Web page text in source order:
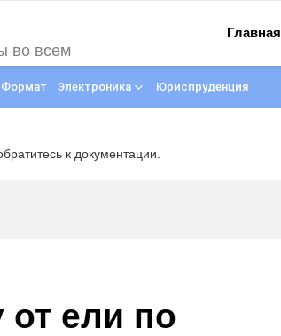
во всем
Главная
Формат Электроника Юриспруденция
к документации.
от ели по